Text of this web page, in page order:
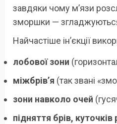
завдяки чому м’язи
зморшки —
Найчастіше ін’єкції
лобової зони
міжбрів’я (так звані
зони навколо очей
підняття брів, куточків